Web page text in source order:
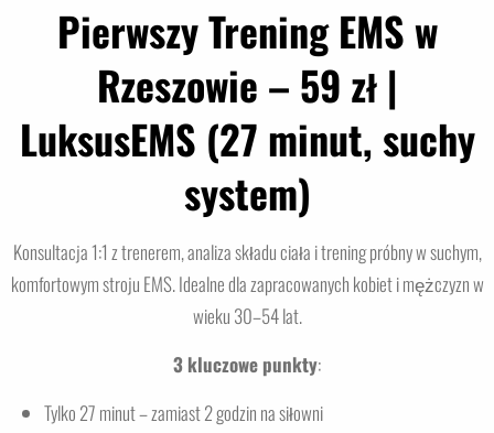
Pierwszy Trening EMS w
Rzeszowie – 59 zł |
LuksusEMS (27 minut, suchy
system)
Konsultacja 1:1 z trenerem, analiza składu ciała i trening próbny w suchym,
komfortowym stroju EMS. Idealne dla zapracowanych kobiet i mężczyzn w
wieku 30–54 lat.
3 kluczowe punkty:
Tylko 27 minut – zamiast 2 godzin na siłowni